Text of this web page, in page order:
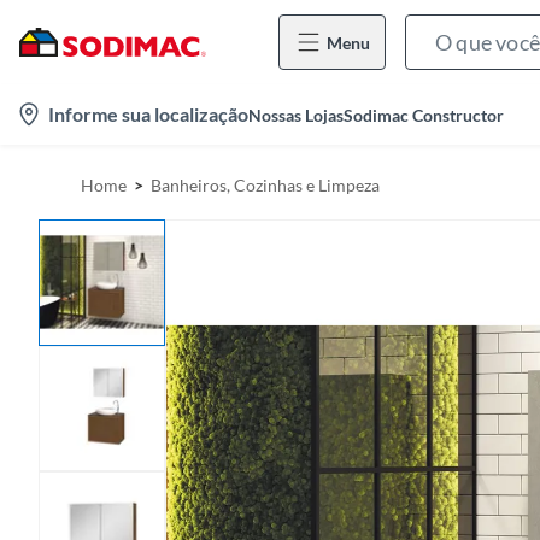
Menu
Informe sua localizaçãoNossas LojasSodimac Constructor
Home Banheiros, Cozinhas e Limpeza